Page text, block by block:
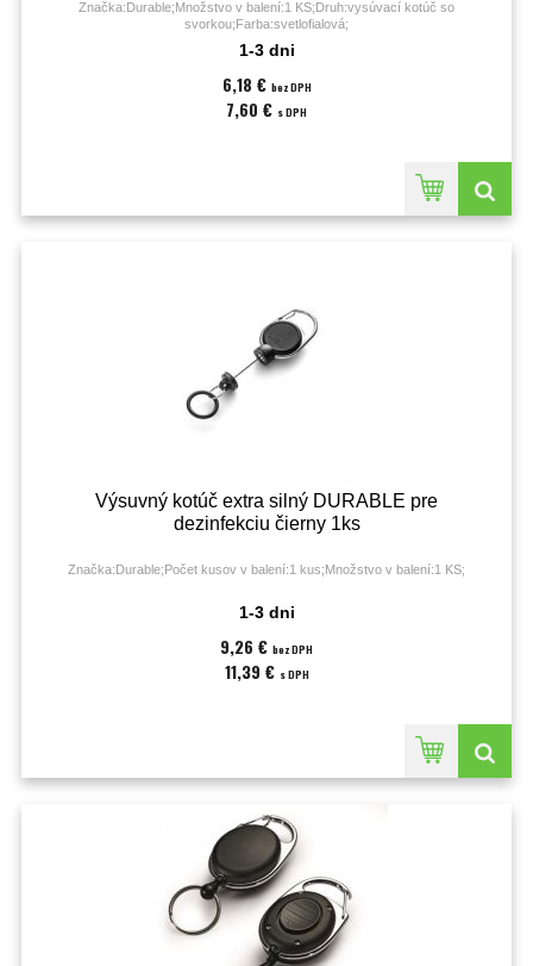
Značka:Durable;Množstvo v balení:1 KS;Druh:vysúvací kotúč so
svorkou;Farba:svetlofialová;
1-3 dni
6,18 € bez DPH
7,60 € s DPH
Výsuvný kotúč extra silný DURABLE pre
dezinfekciu čierny 1ks
Značka:Durable;Počet kusov v balení:1 kus;Množstvo v balení:1 KS;
1-3 dni
9,26 € bez DPH
11,39 € s DPH